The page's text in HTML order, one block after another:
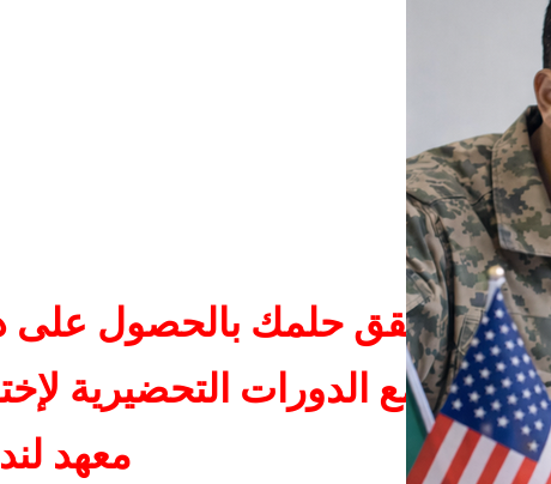
حقق حلمك بالحصول على
معهد